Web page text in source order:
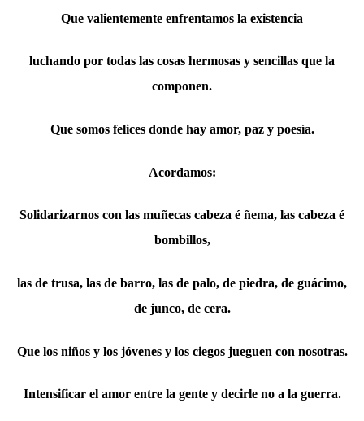
Que valientemente enfrentamos la existencia
luchando por todas las cosas hermosas y sencillas que la
componen.
Que somos felices donde hay amor, paz y poesía.
Acordamos:
Solidarizarnos con las muñecas cabeza é ñema, las cabeza é
bombillos,
las de trusa, las de barro, las de palo, de piedra, de guácimo,
de junco, de cera.
Que los niños y los jóvenes y los ciegos jueguen con nosotras.
Intensificar el amor entre la gente y decirle no a la guerra.